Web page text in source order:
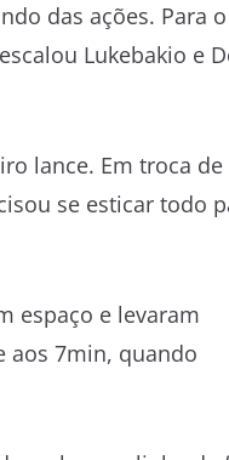
das ações. Para
Lukebakio e
lance. Em troca de
se esticar todo
espaço e levaram
aos 7min, quando